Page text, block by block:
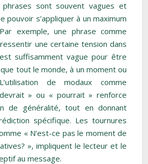
phrases sont souvent vagues et
pouvoir s’appliquer à un maximum
exemple, une phrase comme
une certaine tension dans
suffisamment vague pour être
tout le monde, à un moment ou
de modaux comme
» ou « pourrait » renforce
de généralité, tout en donnant
spécifique. Les tournures
« N’est-ce pas le moment de
», impliquent le lecteur et le
au message.